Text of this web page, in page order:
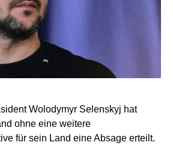
Wolodymyr Selenskyj hat
ohne eine weitere
für sein Land eine Absage erteilt.